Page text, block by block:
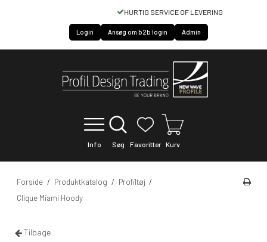
HURTIG SERVICE OF LEVERING
Login Ansøg om b2b login Admin
Info Søg Favoritter Kurv
Forside / Produktkatalog / Profiltøj /
Clique Miami Hoody
Tilbage